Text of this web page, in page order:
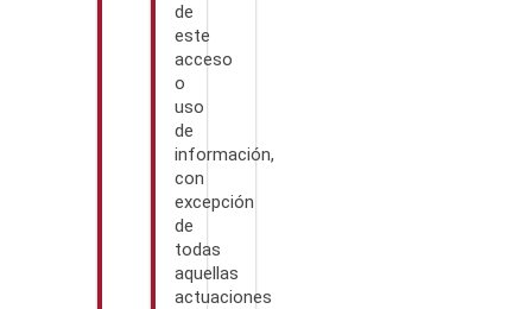
de
este
acceso
o
uso
de
información,
con
excepción
de
todas
aquellas
actuaciones